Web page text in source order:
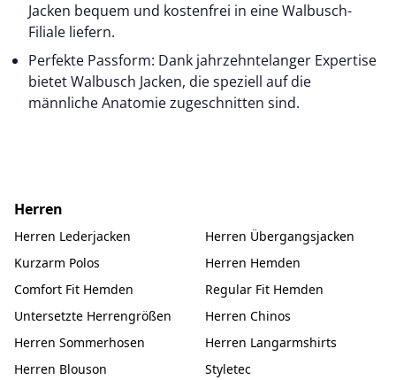
Jacken bequem und kostenfrei in eine Walbusch-
Filiale liefern.
Perfekte Passform: Dank jahrzehntelanger Expertise
bietet Walbusch Jacken, die speziell auf die
männliche Anatomie zugeschnitten sind.
Herren
Herren Lederjacken
Herren Übergangsjacken
Kurzarm Polos
Herren Hemden
Comfort Fit Hemden
Regular Fit Hemden
Untersetzte Herrengrößen
Herren Chinos
Herren Sommerhosen
Herren Langarmshirts
Herren Blouson
Styletec